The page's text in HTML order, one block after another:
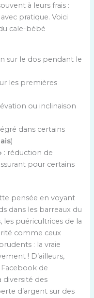
à leurs frais :
pratique. Voici
cale-bébé
sur le dos pendant le
les premières
ou inclinaison
dans certains
)
: réduction de
pour certains
pensée en voyant
dans les barreaux du
les puéricultrices de la
comme ceux
: la vraie
! D’ailleurs,
de
des
d’argent sur des